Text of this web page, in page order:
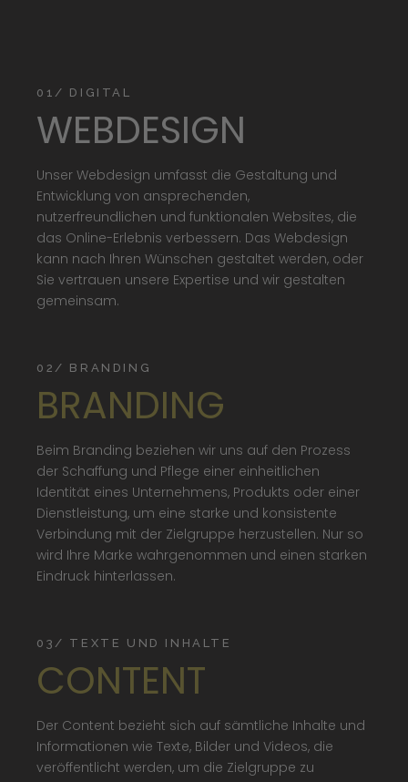
01/ DIGITAL
WEBDESIGN
Unser Webdesign umfasst die Gestaltung und
Entwicklung von ansprechenden,
nutzerfreundlichen und funktionalen Websites, die
das Online-Erlebnis verbessern. Das Webdesign
kann nach Ihren Wünschen gestaltet werden, oder
Sie vertrauen unsere Expertise und wir gestalten
gemeinsam.
02/ BRANDING
BRANDING
Beim Branding beziehen wir uns auf den Prozess
der Schaffung und Pflege einer einheitlichen
Identität eines Unternehmens, Produkts oder einer
Dienstleistung, um eine starke und konsistente
Verbindung mit der Zielgruppe herzustellen. Nur so
wird Ihre Marke wahrgenommen und einen starken
Eindruck hinterlassen.
03/ TEXTE UND INHALTE
CONTENT
Der Content bezieht sich auf sämtliche Inhalte und
Informationen wie Texte, Bilder und Videos, die
veröffentlicht werden, um die Zielgruppe zu